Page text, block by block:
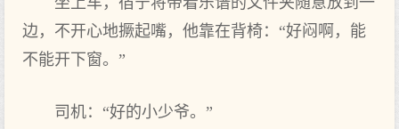
边，不开心地撅起嘴，他靠在背椅：“好闷啊，能
不能开下窗。”
司机：“好的小少爷。”